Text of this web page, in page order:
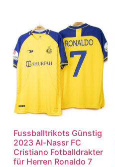
Fussballtrikots Günstig
2023 Al-Nassr FC
Cristiano Fotballdrakter
für Herren Ronaldo 7